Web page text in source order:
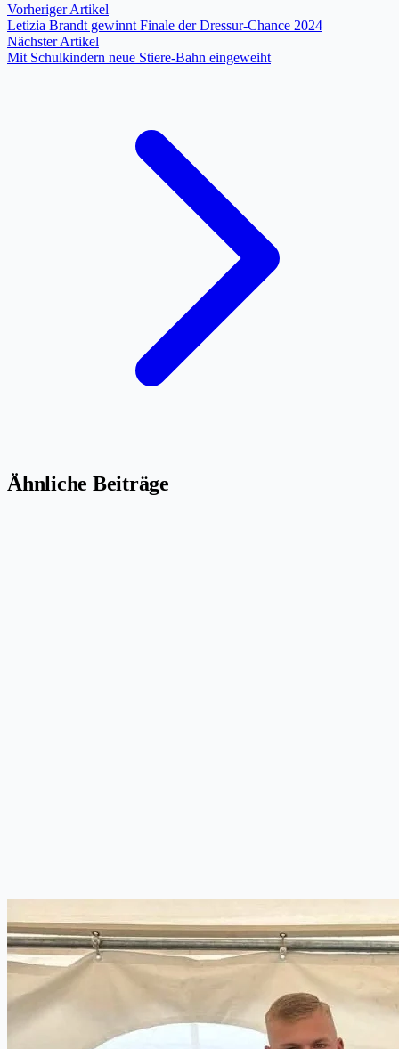
Vorheriger Artikel
Letizia Brandt gewinnt Finale der Dressur-Chance 2024
Nächster Artikel
Mit Schulkindern neue Stiere-Bahn eingeweiht
Ähnliche Beiträge